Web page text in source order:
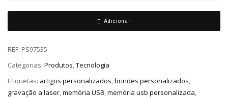
Adicionar
REF: PS97535
Categorias: Produtos,Tecnologia
Etiquetas: artigos personalizados,brindes personalizados,
gravação a laser,memória USB,memória usb personalizada,